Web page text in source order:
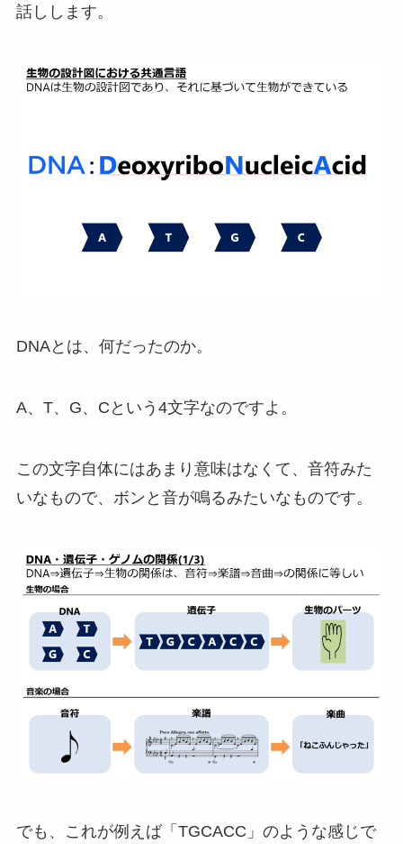
話しします。
DNAとは、何だったのか。
A、T、G、Cという4文字なのですよ。
この文字自体にはあまり意味はなくて、音符みた
いなもので、ボンと音が鳴るみたいなものです。
でも、これが例えば「TGCACC」のような感じで